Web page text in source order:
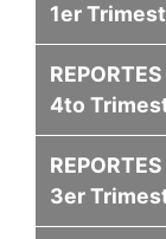
1er
4to
3er